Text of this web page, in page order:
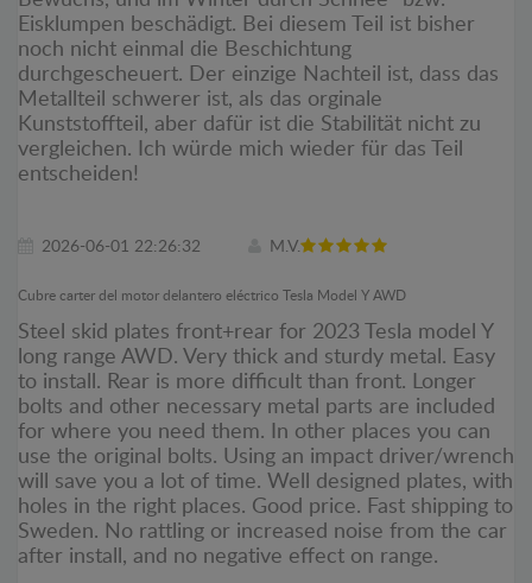
Eisklumpen beschädigt. Bei diesem Teil ist bisher
noch nicht einmal die Beschichtung
durchgescheuert. Der einzige Nachteil ist, dass das
Metallteil schwerer ist, als das orginale
Kunststoffteil, aber dafür ist die Stabilität nicht zu
vergleichen. Ich würde mich wieder für das Teil
entscheiden!
2026-06-01 22:26:32 M.V.
Cubre carter del motor delantero eléctrico Tesla Model Y AWD
Steel skid plates front+rear for 2023 Tesla model Y
long range AWD. Very thick and sturdy metal. Easy
to install. Rear is more difficult than front. Longer
bolts and other necessary metal parts are included
for where you need them. In other places you can
use the original bolts. Using an impact driver/wrench
will save you a lot of time. Well designed plates, with
holes in the right places. Good price. Fast shipping to
Sweden. No rattling or increased noise from the car
after install, and no negative effect on range.